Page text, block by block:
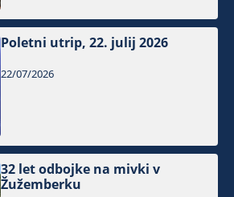
Poletni utrip, 22. julij 2026
22/07/2026
32 let odbojke na mivki v
Žužemberku